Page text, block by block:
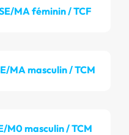
MA féminin / TCF
MA masculin / TCM
M0 masculin / TCM